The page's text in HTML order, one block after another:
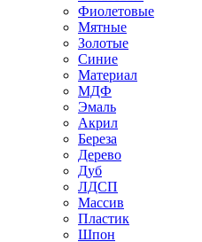
Фиолетовые
Мятные
Золотые
Синие
Материал
МДФ
Эмаль
Акрил
Береза
Дерево
Дуб
ЛДСП
Массив
Пластик
Шпон